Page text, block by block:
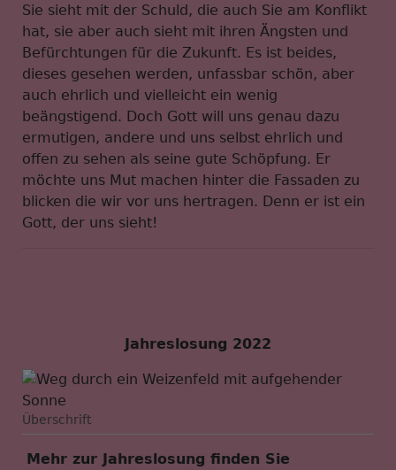
Sie sieht mit der Schuld, die auch Sie am Konflikt
hat, sie aber auch sieht mit ihren Ängsten und
Befürchtungen für die Zukunft. Es ist beides,
dieses gesehen werden, unfassbar schön, aber
auch ehrlich und vielleicht ein wenig
beängstigend. Doch Gott will uns genau dazu
ermutigen, andere und uns selbst ehrlich und
offen zu sehen als seine gute Schöpfung. Er
möchte uns Mut machen hinter die Fassaden zu
blicken die wir vor uns hertragen. Denn er ist ein
Gott, der uns sieht!
Jahreslosung 2022
Überschrift
Mehr zur Jahreslosung finden Sie